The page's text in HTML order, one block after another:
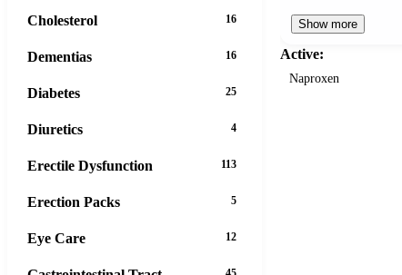
Show more
Active:
Naproxen
Cholesterol 16
Dementias 16
Diabetes 25
Diuretics 4
Erectile Dysfunction 113
Erection Packs 5
Eye Care 12